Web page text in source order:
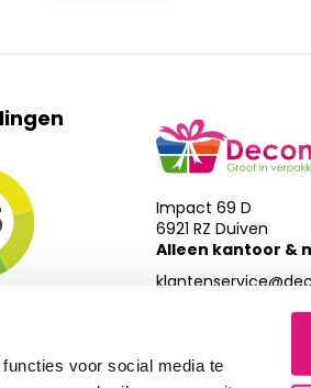
voor social media te
Impact 69 D
6921 RZ Duiven
Alleen kantoor &
Wij zijn